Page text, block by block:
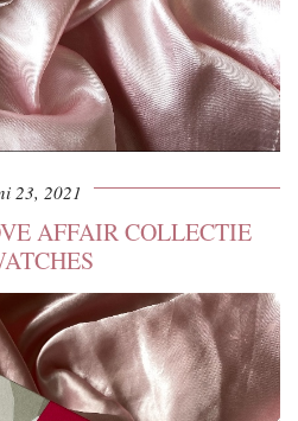
23, 2021
AFFAIR COLLECTIE